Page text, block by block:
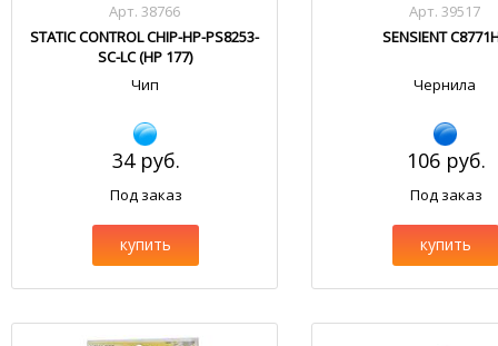
Арт. 38766
STATIC CONTROL CHIP-HP-PS8253-
SC-LC (HP 177)
Чип
34 руб.
Под заказ
купить
Арт. 39517
SENSIENT
Чернила
106 руб.
Под заказ
купить